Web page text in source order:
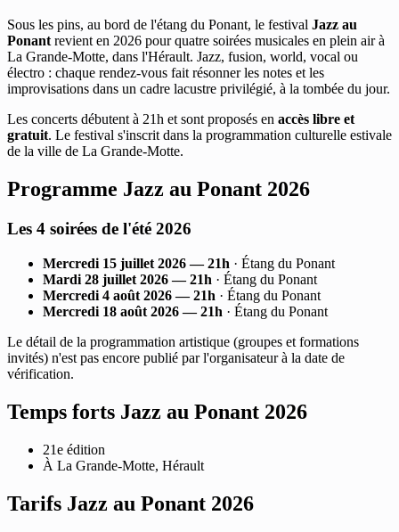
Sous les pins, au bord de l'étang du Ponant, le festival Jazz au
Ponant revient en 2026 pour quatre soirées musicales en plein air à
La Grande-Motte, dans l'Hérault. Jazz, fusion, world, vocal ou
électro : chaque rendez-vous fait résonner les notes et les
improvisations dans un cadre lacustre privilégié, à la tombée du jour.
Les concerts débutent à 21h et sont proposés en accès libre et
gratuit. Le festival s'inscrit dans la programmation culturelle estivale
de la ville de La Grande-Motte.
Programme Jazz au Ponant 2026
Les 4 soirées de l'été 2026
Mercredi 15 juillet 2026 — 21h · Étang du Ponant
Mardi 28 juillet 2026 — 21h · Étang du Ponant
Mercredi 4 août 2026 — 21h · Étang du Ponant
Mercredi 18 août 2026 — 21h · Étang du Ponant
Le détail de la programmation artistique (groupes et formations
invités) n'est pas encore publié par l'organisateur à la date de
vérification.
Temps forts Jazz au Ponant 2026
21e édition
À La Grande-Motte, Hérault
Tarifs Jazz au Ponant 2026